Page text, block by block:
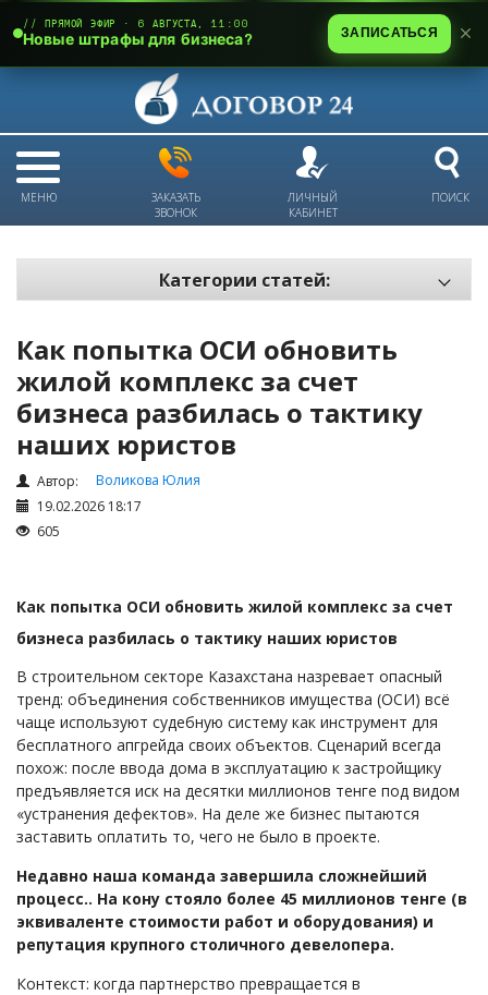
МЕНЮ
ЗАКАЗАТЬ
ЗВОНОК
ЛИЧНЫЙ
КАБИНЕТ
ПОИСК
Категории статей:
Электронный документооборот и цифровая подпись
Трудовые отношения
Техника безопасности и охрана труда
Изменения в законодательстве РК
Займы
Сбор долгов
Проверка государственных органов
Интернет и право
Государственные закупки
Заключение, изменение и расторжение договоров
Налоги и налогообложение
Новости сервиса
Архив
Как попытка ОСИ обновить
жилой комплекс за счет
бизнеса разбилась о тактику
наших юристов
Автор:
Воликова Юлия
19.02.2026 18:17
605
Как попытка ОСИ обновить жилой комплекс за счет
бизнеса разбилась о тактику наших юристов
В строительном секторе Казахстана назревает опасный
тренд: объединения собственников имущества (ОСИ) всё
чаще используют судебную систему как инструмент для
бесплатного апгрейда своих объектов. Сценарий всегда
похож: после ввода дома в эксплуатацию к застройщику
предъявляется иск на десятки миллионов тенге под видом
«устранения дефектов». На деле же бизнес пытаются
заставить оплатить то, чего не было в проекте.
Недавно наша команда завершила сложнейший
процесс.. На кону стояло более 45 миллионов тенге (в
эквиваленте стоимости работ и оборудования) и
репутация крупного столичного девелопера.
Контекст: когда партнерство превращается в
// ПРЯМОЙ ЭФИР · 6 АВГУСТА, 11:00
Новые штрафы для бизнеса? ЗАПИСАТЬСЯ